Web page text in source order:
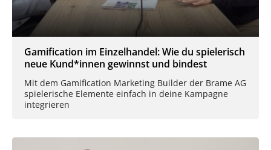
Gamification im Einzelhandel: Wie du spielerisch
neue Kund*innen gewinnst und bindest
Mit dem Gamification Marketing Builder der Brame AG
spielerische Elemente einfach in deine Kampagne
integrieren